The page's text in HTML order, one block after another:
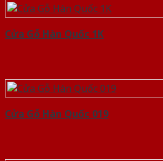
Cửa Gỗ Hàn Quốc 1K
Cửa Gỗ Hàn Quốc 019